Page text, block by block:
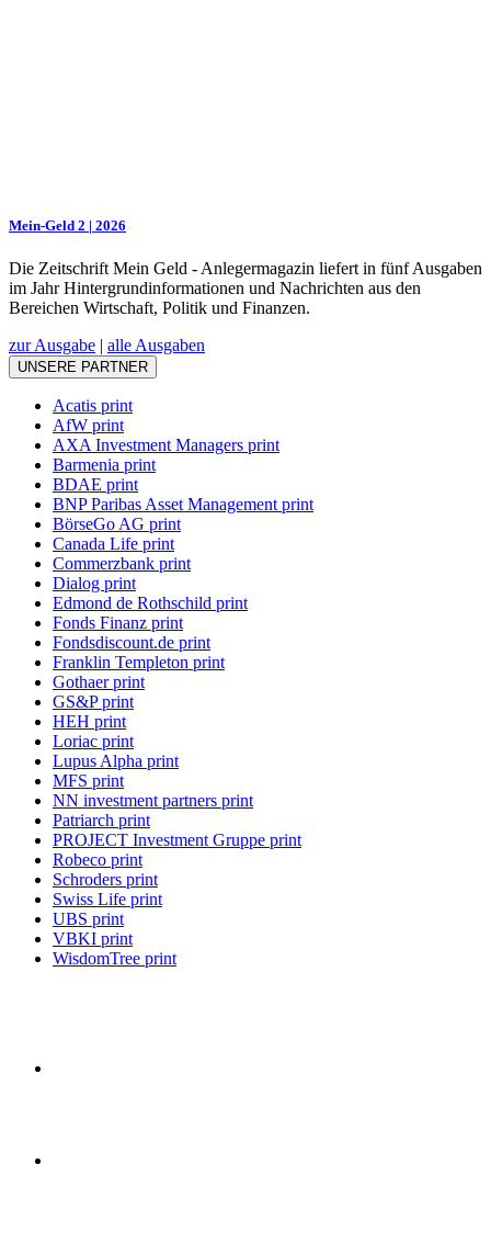
Mein-Geld 2 | 2026
Die Zeitschrift Mein Geld - Anlegermagazin liefert in fünf Ausgaben
im Jahr Hintergrundinformationen und Nachrichten aus den
Bereichen Wirtschaft, Politik und Finanzen.
zur Ausgabe | alle Ausgaben
UNSERE PARTNER
Acatis print
AfW print
AXA Investment Managers print
Barmenia print
BDAE print
BNP Paribas Asset Management print
BörseGo AG print
Canada Life print
Commerzbank print
Dialog print
Edmond de Rothschild print
Fonds Finanz print
Fondsdiscount.de print
Franklin Templeton print
Gothaer print
GS&P print
HEH print
Loriac print
Lupus Alpha print
MFS print
NN investment partners print
Patriarch print
PROJECT Investment Gruppe print
Robeco print
Schroders print
Swiss Life print
UBS print
VBKI print
WisdomTree print